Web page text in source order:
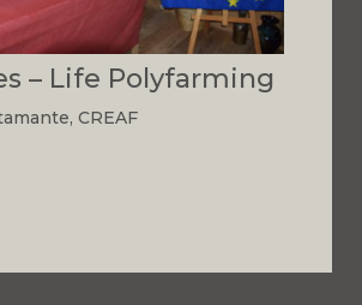
– Life Polyfarming
CREAF